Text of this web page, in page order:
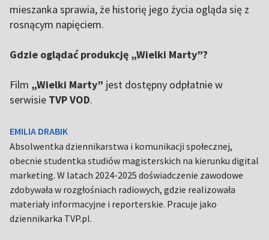
mieszanka sprawia, że historię jego życia ogląda się z
rosnącym napięciem.
Gdzie oglądać produkcję „Wielki Marty”?
Film „Wielki Marty” jest dostępny odpłatnie w
serwisie TVP VOD.
EMILIA DRABIK
Absolwentka dziennikarstwa i komunikacji społecznej,
obecnie studentka studiów magisterskich na kierunku digital
marketing. W latach 2024-2025 doświadczenie zawodowe
zdobywała w rozgłośniach radiowych, gdzie realizowała
materiały informacyjne i reporterskie. Pracuje jako
dziennikarka TVP.pl.